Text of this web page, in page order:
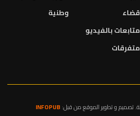
قضاء
متابعات بالفيديو
متفرقات
وطنية
INFOPUB